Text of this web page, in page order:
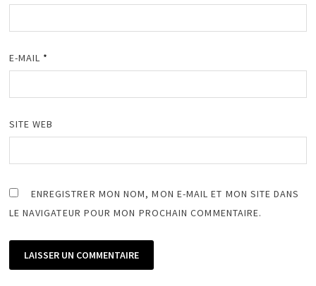
E-MAIL *
SITE WEB
ENREGISTRER MON NOM, MON E-MAIL ET MON SITE DANS
LE NAVIGATEUR POUR MON PROCHAIN COMMENTAIRE.